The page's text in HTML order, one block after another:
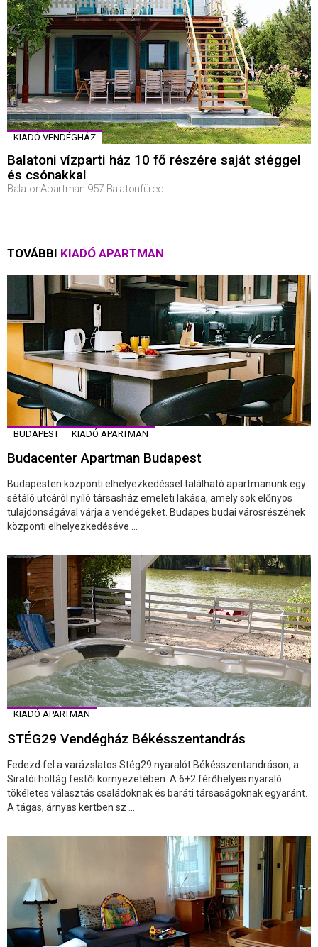
KIADÓ VENDÉGHÁZ
Balatoni vízparti ház 10 fő részére saját stéggel
és csónakkal
BalatonApartman 957 Balatonfüred
TOVÁBBI KIADÓ APARTMAN
BUDAPEST KIADÓ APARTMAN
Budacenter Apartman Budapest
Budapesten központi elhelyezkedéssel található apartmanunk egy
sétáló utcáról nyíló társasház emeleti lakása, amely sok előnyös
tulajdonságával várja a vendégeket. Budapes budai városrészének
központi elhelyezkedéséve ...
KIADÓ APARTMAN
STÉG29 Vendégház Békésszentandrás
Fedezd fel a varázslatos Stég29 nyaralót Békésszentandráson, a
Siratói holtág festői környezetében. A 6+2 férőhelyes nyaraló
tökéletes választás családoknak és baráti társaságoknak egyaránt.
A tágas, árnyas kertben sz ...